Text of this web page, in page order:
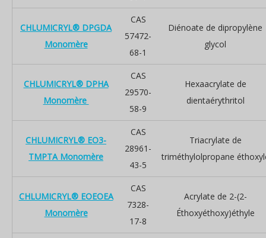
CHLUMICRYL® DPGDA
Monomère
CAS
57472-
68-1
Diénoate de dipropylène
glycol
CHLUMICRYL® DPHA
Monomère
CAS
29570-
58-9
Hexaacrylate de
dientaérythritol
CHLUMICRYL® EO3-
TMPTA Monomère
CAS
28961-
43-5
Triacrylate de
triméthylolpropane
CHLUMICRYL® EOEOEA
Monomère
CAS
7328-
17-8
Acrylate de 2-(2-
Éthoxyéthoxy)éthyle